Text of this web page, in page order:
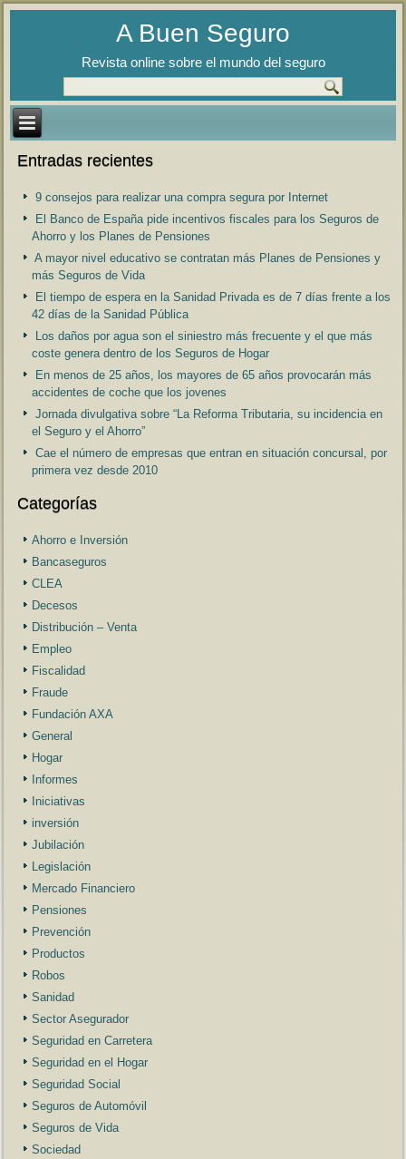
A Buen Seguro
Revista online sobre el mundo del seguro
Entradas recientes
9 consejos para realizar una compra segura por Internet
El Banco de España pide incentivos fiscales para los Seguros de
Ahorro y los Planes de Pensiones
A mayor nivel educativo se contratan más Planes de Pensiones y
más Seguros de Vida
El tiempo de espera en la Sanidad Privada es de 7 días frente a los
42 días de la Sanidad Pública
Los daños por agua son el siniestro más frecuente y el que más
coste genera dentro de los Seguros de Hogar
En menos de 25 años, los mayores de 65 años provocarán más
accidentes de coche que los jovenes
Jornada divulgativa sobre “La Reforma Tributaria, su incidencia en
el Seguro y el Ahorro”
Cae el número de empresas que entran en situación concursal, por
primera vez desde 2010
Categorías
Ahorro e Inversión
Bancaseguros
CLEA
Decesos
Distribución – Venta
Empleo
Fiscalidad
Fraude
Fundación AXA
General
Hogar
Informes
Iniciativas
inversión
Jubilación
Legislación
Mercado Financiero
Pensiones
Prevención
Productos
Robos
Sanidad
Sector Asegurador
Seguridad en Carretera
Seguridad en el Hogar
Seguridad Social
Seguros de Automóvil
Seguros de Vida
Sociedad